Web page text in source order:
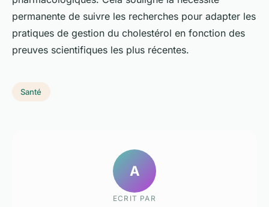
permanente de suivre les recherches pour adapter les
pratiques de gestion du cholestérol en fonction des
preuves scientifiques les plus récentes.
Santé
A
ECRIT PAR